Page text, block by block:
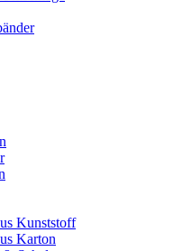
Kunststoff
Karton